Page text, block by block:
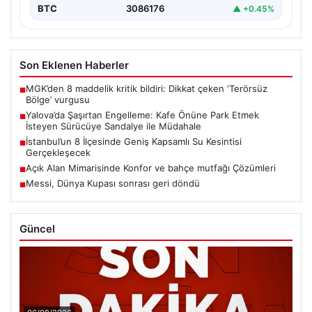
BTC 3086176 ▲ +0.45%
Son Eklenen Haberler
■MGK’den 8 maddelik kritik bildiri: Dikkat çeken ‘Terörsüz
Bölge’ vurgusu
■Yalova’da Şaşırtan Engelleme: Kafe Önüne Park Etmek
İsteyen Sürücüye Sandalye ile Müdahale
■İstanbul’un 8 İlçesinde Geniş Kapsamlı Su Kesintisi
Gerçekleşecek
■Açık Alan Mimarisinde Konfor ve bahçe mutfağı Çözümleri
■Messi, Dünya Kupası sonrası geri döndü
Güncel